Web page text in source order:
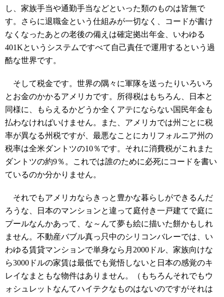
し、家族手当や通勤手当などといった類のものは皆無で
す。さらに退職金という仕組みが一切なく、コードが書け
なくなったあとの老後の備えは確定拠出年金、いわゆる
401Kというシステムですべて自己責任で運用するという過
酷な世界です。
そして税金です。世界の隅々に軍隊を送ったりいろいろ
とお金のかかるアメリカです。所得税はもちろん、日本と
同様に、もらえるかどうか全くアテにならない国民年金も
払わなければいけません。また、アメリカでは州ごとに税
率が異なる州税ですが、最悪なことにカリフォルニア州の
税率は全米ダントツの10％です。それに消費税がこれまた
ダントツの約9％。これでは誰のために必死にコードを書い
ているのか分かりません。
それでもアメリカならきっと豊かな暮らしができるんだ
ろうな、日本のマンションと違って庭付き一戸建てで庭に
プールなんかあって、な～んて夢も絵に描いた餅かもしれ
ません。不動産バブル真っ只中のシリコンバレーでは、い
わゆる賃貸マンションで単身なら月2000ドル、家族向けな
ら3000ドルの家賃は最低でも覚悟しないと日本の感覚のキ
レイなまともな物件はありません。（もちろんそれでもウ
ォシュレットなんてハイテクなものはないのですがそれは